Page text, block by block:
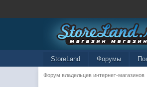
StoreLand Форумы
Форум владельцев интернет-магазинов